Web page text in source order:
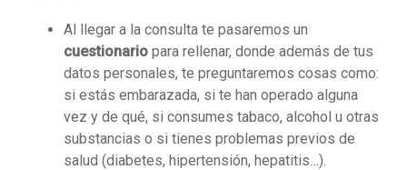
Al llegar a la consulta te pasaremos un
cuestionario para rellenar, donde además de tus
datos personales, te preguntaremos cosas como:
si estás embarazada, si te han operado alguna
vez y de qué, si consumes tabaco, alcohol u otras
substancias o si tienes problemas previos de
salud (diabetes, hipertensión, hepatitis…).